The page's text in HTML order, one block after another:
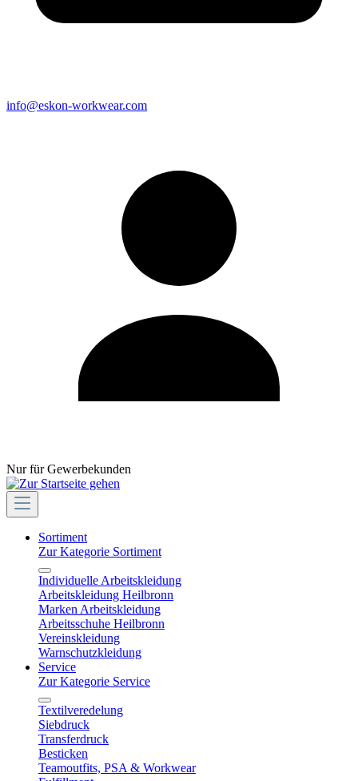
info@eskon-workwear.com
Nur für Gewerbekunden
Sortiment
Zur Kategorie Sortiment
Individuelle Arbeitskleidung
Arbeitskleidung Heilbronn
Marken Arbeitskleidung
Arbeitsschuhe Heilbronn
Vereinskleidung
Warnschutzkleidung
Service
Zur Kategorie Service
Textilveredelung
Siebdruck
Transferdruck
Besticken
Teamoutfits, PSA & Workwear